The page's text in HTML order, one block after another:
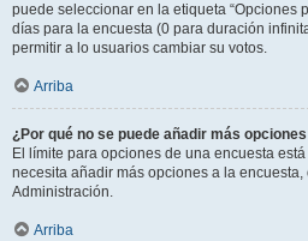
puede seleccionar en la etiqueta “Opciones
días para la encuesta (0 para duración
permitir a lo usuarios cambiar su votos.
Arriba
¿Por qué no se puede añadir más
El límite para opciones de una encuesta
necesita añadir más opciones a la
Administración.
Arriba